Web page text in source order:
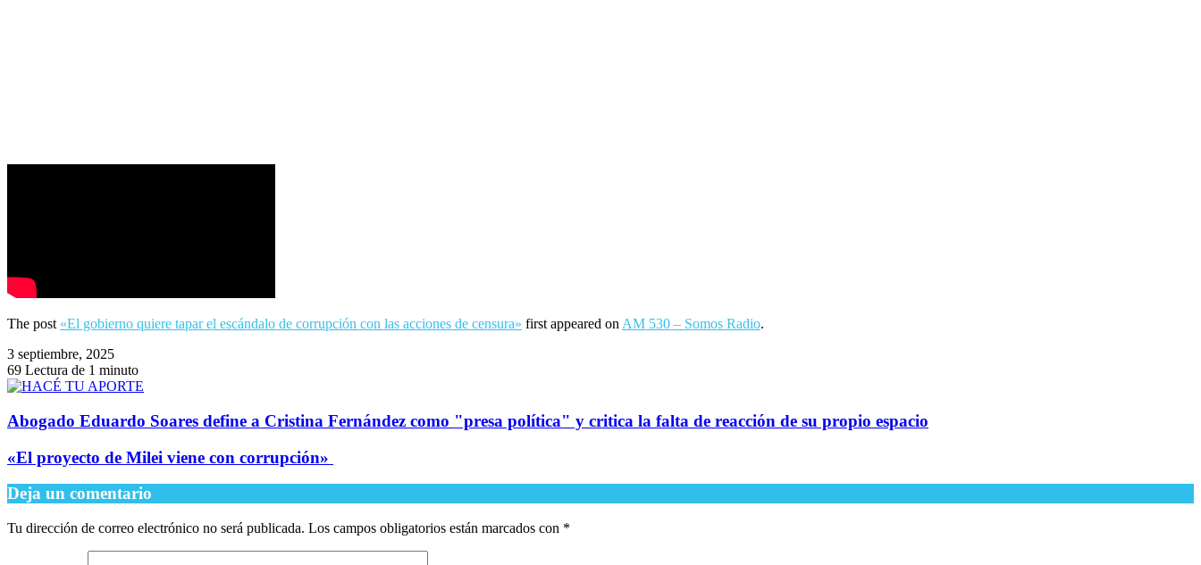
The post «El gobierno quiere tapar el escándalo de corrupción con las acciones de censura» first appeared on AM 530 – Somos Radio.
3 septiembre, 2025
69 Lectura de 1 minuto
Abogado Eduardo Soares define a Cristina Fernández como "presa política" y critica la falta de reacción de su propio espacio
​«El proyecto de Milei viene con corrupción»
Deja un comentario
Tu dirección de correo electrónico no será publicada. Los campos obligatorios están marcados con *